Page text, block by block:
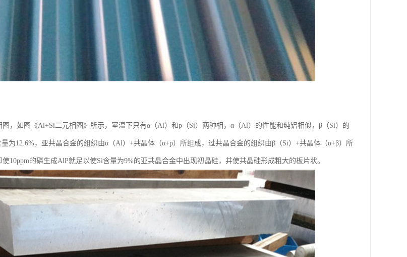
，如图《Al+Si二元相图》所示，室温下只有α（Al）和p（Si）两种相，α（Al）的性能和纯铝相似，β（Si）的
为12.6%，亚共晶合金的组织由α（Al）+共晶体（α+p）所组成，过共晶合金的组织由β（Si）+共晶体（α+β）所
10ppm的磷生成AlP就足以使Si含量为9%的亚共晶合金中出现初晶硅，并使共晶硅形成粗大的板片状。